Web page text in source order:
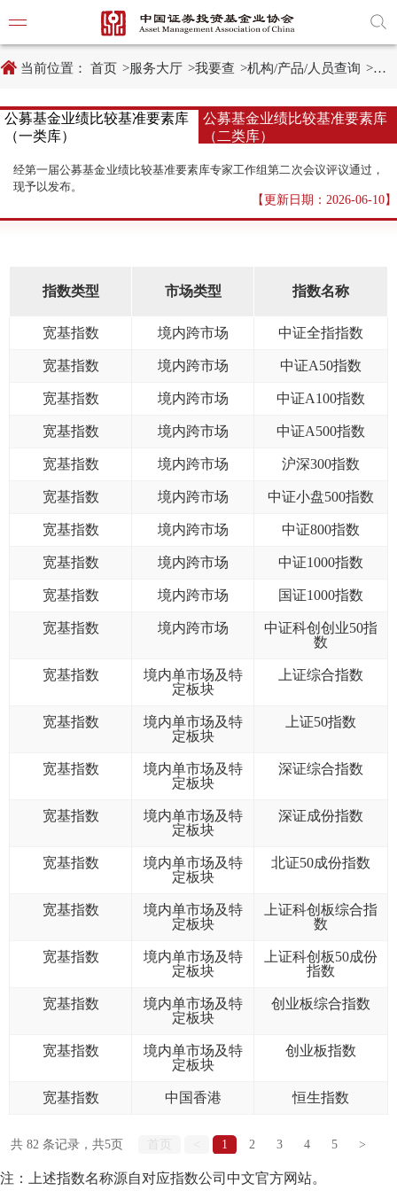
学习
党建
通知
我要办
纪律
失联
当前位置： 首页 >服务大厅 >我要查 >机构/产品/人员查询 >产
公募基金业绩比较基准要素库
（一类库）
公募基金业绩比较基准要素库
（二类库）
经第一届公募基金业绩比较基准要素库专家工作组第二次会议评议通过，
现予以发布。
【更新日期：2026-06-10】
指数类型 市场类型 指数名称
宽基指数 境内跨市场 中证全指指数
宽基指数 境内跨市场 中证A50指数
宽基指数 境内跨市场 中证A100指数
宽基指数 境内跨市场 中证A500指数
宽基指数 境内跨市场 沪深300指数
宽基指数 境内跨市场 中证小盘500指数
宽基指数 境内跨市场 中证800指数
宽基指数 境内跨市场 中证1000指数
宽基指数 境内跨市场 国证1000指数
宽基指数 境内跨市场
中证科创创业50指
数
宽基指数
境内单市场及特
定板块
上证综合指数
宽基指数
境内单市场及特
定板块
上证50指数
宽基指数
境内单市场及特
定板块
深证综合指数
宽基指数
境内单市场及特
定板块
深证成份指数
宽基指数
境内单市场及特
定板块
北证50成份指数
宽基指数
境内单市场及特
定板块
上证科创板综合指
数
宽基指数
境内单市场及特
定板块
上证科创板50成份
指数
宽基指数
境内单市场及特
定板块
创业板综合指数
宽基指数
境内单市场及特
定板块
创业板指数
宽基指数 中国香港 恒生指数
共 82 条记录，共5页 首页 1 2 3 4 5
>
末页
跳转
注：上述指数名称源自对应指数公司中文官方网站。
窗
打
开
适
化
工
具
页,
按
加
转
主
内
容
域